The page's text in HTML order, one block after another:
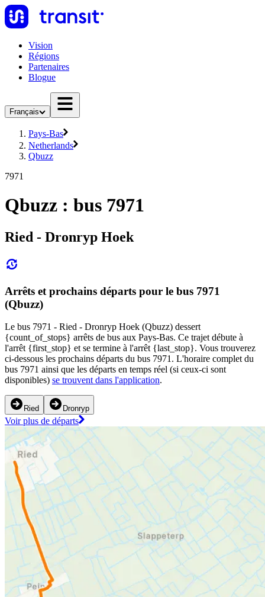
Vision
Régions
Partenaires
Blogue
Français
Pays-Bas
Netherlands
Qbuzz
7971
Qbuzz : bus 7971
Ried - Dronryp Hoek
Arrêts et prochains départs pour le bus 7971
(Qbuzz)
Le bus 7971 - Ried - Dronryp Hoek (Qbuzz) dessert
{count_of_stops} arrêts de bus aux Pays-Bas. Ce trajet débute à
l'arrêt {first_stop} et se termine à l'arrêt {last_stop}. Vous trouverez
ci-dessous les prochains départs du bus 7971. L'horaire complet du
bus 7971 ainsi que les départs en temps réel (si ceux-ci sont
disponibles) se trouvent dans l'application.
Ried Dronryp
Voir plus de départs